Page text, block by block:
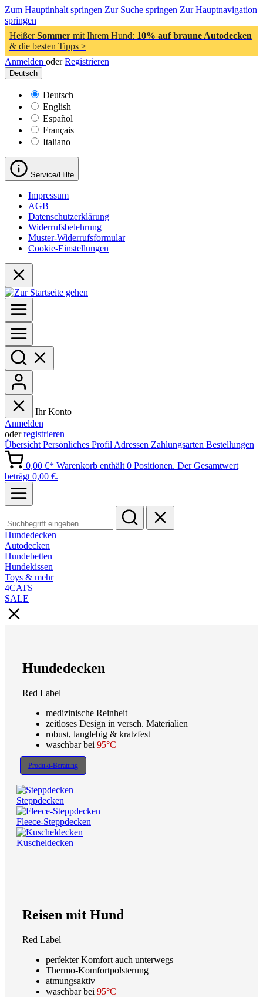
Zum Hauptinhalt springen Zur Suche springen Zur Hauptnavigation
springen
HeißerSommer mit Ihrem Hund: 10% auf braune Autodecken
& die besten Tipps >
Anmelden oder Registrieren
Deutsch
Deutsch
English
Español
Français
Italiano
Service/Hilfe
Impressum
AGB
Datenschutzerklärung
Widerrufsbelehrung
Muster-Widerrufsformular
Cookie-Einstellungen
Ihr Konto
Anmelden
oderregistrieren
Übersicht Persönliches Profil Adressen Zahlungsarten Bestellungen
0,00 €* Warenkorb enthält 0 Positionen. Der Gesamtwert
beträgt 0,00 €.
Hundedecken
Autodecken
Hundebetten
Hundekissen
Toys & mehr
4CATS
SALE
Hundedecken
Red Label
medizinische Reinheit
zeitloses Design in versch. Materialien
robust, langlebig & kratzfest
waschbar bei 95°C
Produkt-Beratung
Steppdecken
Fleece-Steppdecken
Kuscheldecken
Reisen mit Hund
Red Label
perfekter Komfort auch unterwegs
Thermo-Komfortpolsterung
atmungsaktiv
waschbar bei 95°C